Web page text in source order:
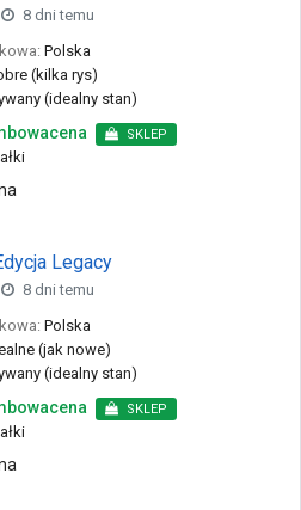
8 dni temu
Polska
(kilka rys)
(idealny stan)
SKLEP
Legacy
8 dni temu
Polska
(jak nowe)
(idealny stan)
SKLEP